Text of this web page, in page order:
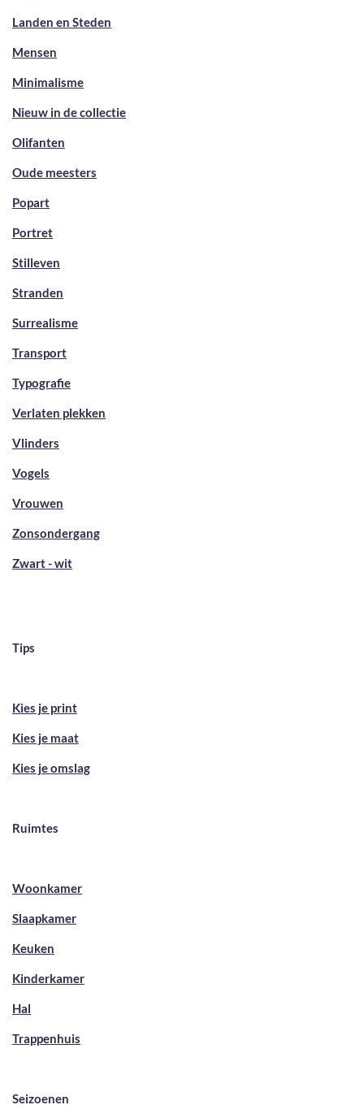
Landen en Steden
Mensen
Minimalisme
Nieuw in de collectie
Olifanten
Oude meesters
Popart
Portret
Stilleven
Stranden
Surrealisme
Transport
Typografie
Verlaten plekken
Vlinders
Vogels
Vrouwen
Zonsondergang
Zwart - wit
Tips
Kies je print
Kies je maat
Kies je omslag
Ruimtes
Woonkamer
Slaapkamer
Keuken
Kinderkamer
Hal
Trappenhuis
Seizoenen